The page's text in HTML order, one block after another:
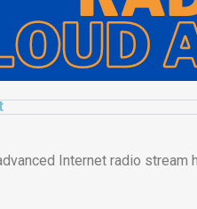
Internet radio stream